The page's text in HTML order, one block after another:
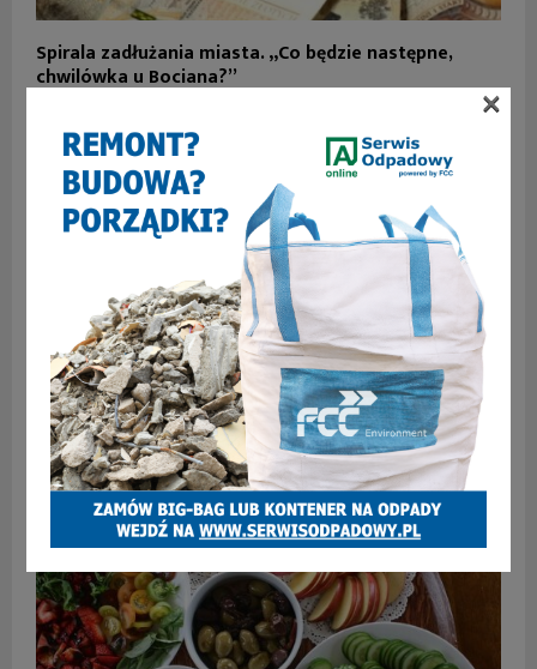
Spirala zadłużania miasta. „Co będzie następne,
chwilówka u Bociana?”
Kolejne restauracje znikają z mapy Zabrza
×